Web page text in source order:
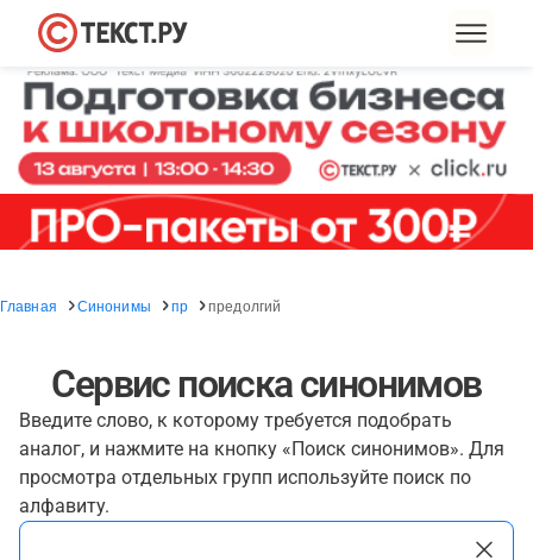
Главная Синонимы пр предолгий
Сервис поиска синонимов
Введите слово, к которому требуется подобрать
аналог, и нажмите на кнопку «Поиск синонимов». Для
просмотра отдельных групп используйте поиск по
алфавиту.